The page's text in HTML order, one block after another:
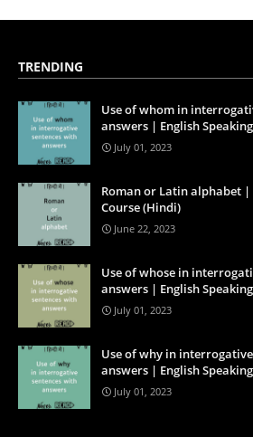
TRENDING
Use of whom in
answers | English
July 01, 2023
Roman or Latin alphabet |
Course (Hindi)
June 22, 2023
Use of whose in
answers | English
July 01, 2023
Use of why in
answers | English
July 01, 2023